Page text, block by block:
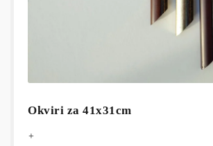
Okviri za 41x31cm
+